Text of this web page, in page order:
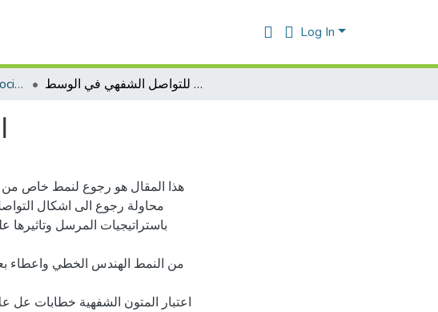
Log In
Sciences Humaines et Sociales - العلوم الإنسانية والاجتماعية التحليل الانثروبولوجي للتواصل الشفهي في الوسط
هذا المقال هو رجوع لنمط خاص من
محاولة رجوع الى اشكال
باستراتيجيات المرسل
اعتبار المتون الشفهية خطابات عل